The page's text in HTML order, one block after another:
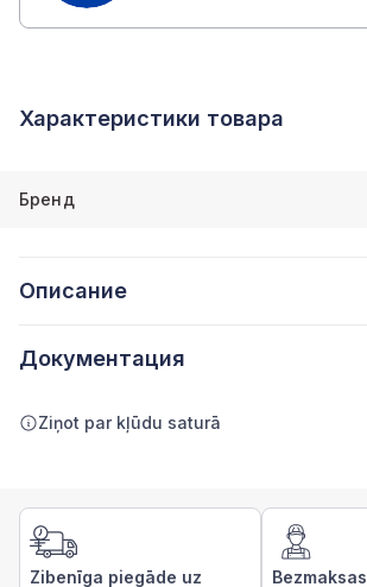
Характеристики товара
Бренд
Описание
Документация
Ziņot par kļūdu saturā
Zibenīga piegāde uz
Bezmaksas